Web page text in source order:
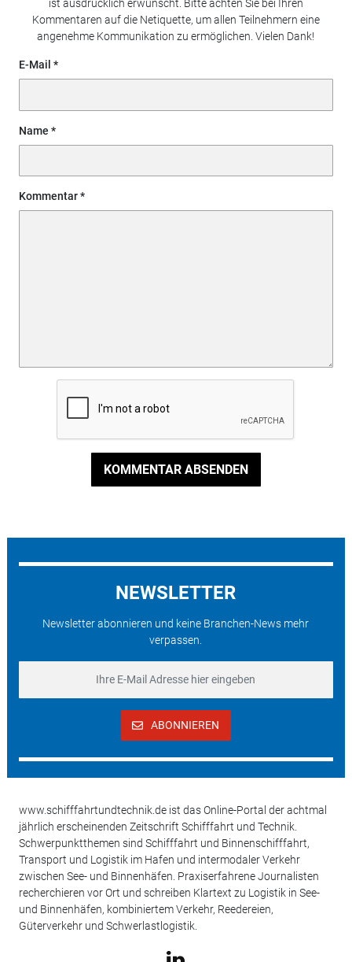
ist ausdrücklich erwünscht. Bitte achten Sie bei Ihren
Kommentaren auf die Netiquette, um allen Teilnehmern eine
angenehme Kommunikation zu ermöglichen. Vielen Dank!
E-Mail
Name
Kommentar
KOMMENTAR ABSENDEN
NEWSLETTER
Newsletter abonnieren und keine Branchen-News mehr
verpassen.
ABONNIEREN
www.schifffahrtundtechnik.de ist das Online-Portal der achtmal
jährlich erscheinenden Zeitschrift Schifffahrt und Technik.
Schwerpunktthemen sind Schifffahrt und Binnenschifffahrt,
Transport und Logistik im Hafen und intermodaler Verkehr
zwischen See- und Binnenhäfen. Praxiserfahrene Journalisten
recherchieren vor Ort und schreiben Klartext zu Logistik in See-
und Binnenhäfen, kombiniertem Verkehr, Reedereien,
Güterverkehr und Schwerlastlogistik.